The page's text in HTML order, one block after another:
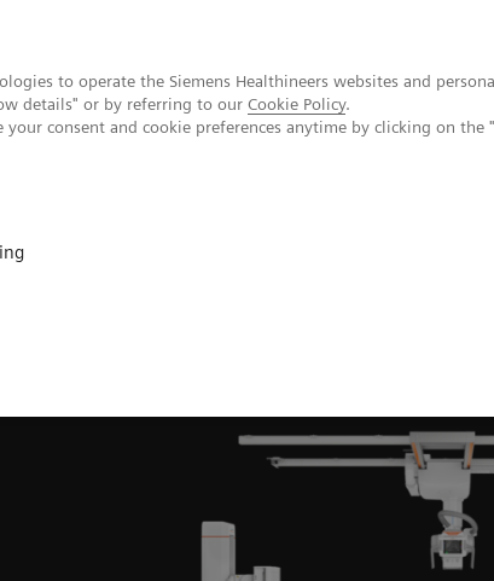
to operate the Siemens Healthineers websites and
details" or by referring to our Cookie Policy.
consent and cookie preferences anytime by clicking on the